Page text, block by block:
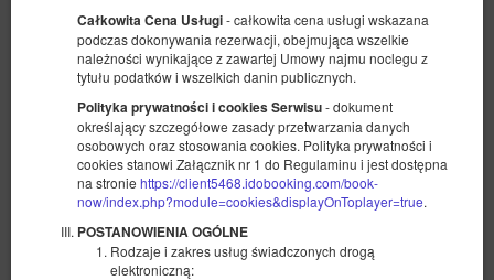
Całkowita Cena Usługi- całkowita cena usługi wskazana
podczas dokonywania rezerwacji, obejmująca wszelkie
należności wynikające z zawartej Umowy najmu noclegu z
tytułu podatków i wszelkich danin publicznych.
Polityka prywatności i cookies Serwisu- dokument
określający szczegółowe zasady przetwarzania danych
osobowych oraz stosowania cookies. Polityka prywatności i
cookies stanowi Załącznik nr 1 do Regulaminu i jest dostępna
na stronie https://client5468.idobooking.com/book-
now/index.php?module=cookies&displayOnToplayer=true.
POSTANOWIENIA OGÓLNE
Rodzaje i zakres usług świadczonych drogą
elektroniczną:
Leo Royal Studio
Dostępna liczba: 1
3 osoby
pow. 34,00 m2
1 bardzo duże łóżko podwójne (King), 1 sofa jednoosobowa (Sofa
Bed)
Sprzątanie